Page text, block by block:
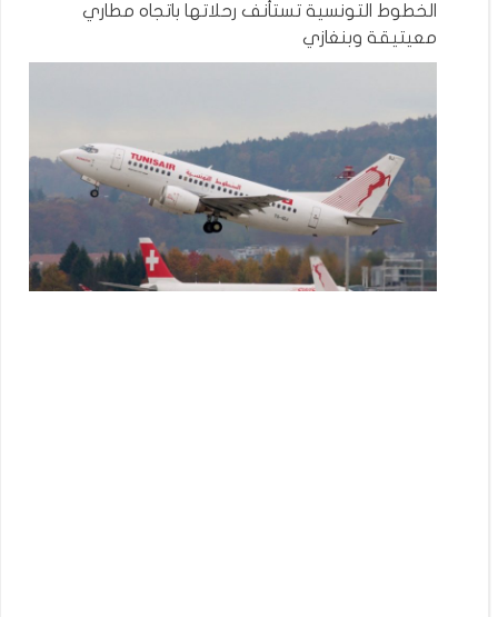
الخطوط التونسية تستأنف رحلاتها باتجاه مطاري
معيتيقة وبنغازي